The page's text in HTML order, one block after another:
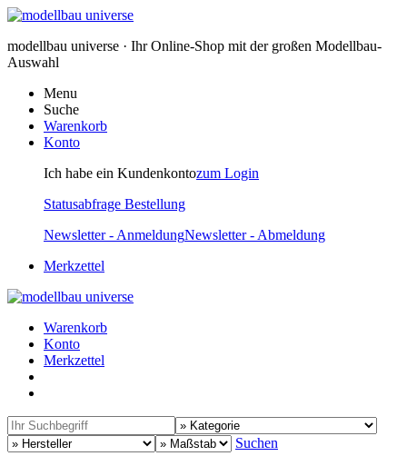
modellbau universe · Ihr Online-Shop mit der großen Modellbau-
Auswahl
Menu
Suche
Warenkorb
Konto
Ich habe ein Kundenkontozum Login
Statusabfrage Bestellung
Newsletter - AnmeldungNewsletter - Abmeldung
Merkzettel
Warenkorb
Konto
Merkzettel
Suchen